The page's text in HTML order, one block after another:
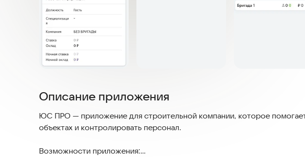
Описание приложения
ЮС ПРО — приложение для строительной компании, которое
объектах и контролировать персонал.
Возможности приложения: